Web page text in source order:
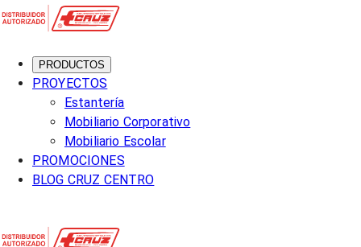
PRODUCTOS
PROYECTOS
Estantería
Mobiliario Corporativo
Mobiliario Escolar
PROMOCIONES
BLOG CRUZ CENTRO